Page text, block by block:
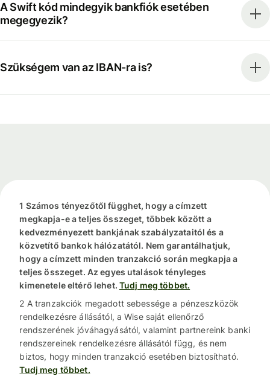
A Swift kód mindegyik bankfiók esetében
megegyezik?
Szükségem van az IBAN-ra is?
1 Számos tényezőtől függhet, hogy a címzett
megkapja-e a teljes összeget, többek között a
kedvezményezett bankjának szabályzataitól és a
közvetítő bankok hálózatától. Nem garantálhatjuk,
hogy a címzett minden tranzakció során megkapja a
teljes összeget. Az egyes utalások tényleges
kimenetele eltérő lehet. Tudj meg többet.
2 A tranzakciók megadott sebessége a pénzeszközök
rendelkezésre állásától, a Wise saját ellenőrző
rendszerének jóváhagyásától, valamint partnereink banki
rendszereinek rendelkezésre állásától függ, és nem
biztos, hogy minden tranzakció esetében biztosítható.
Tudj meg többet.